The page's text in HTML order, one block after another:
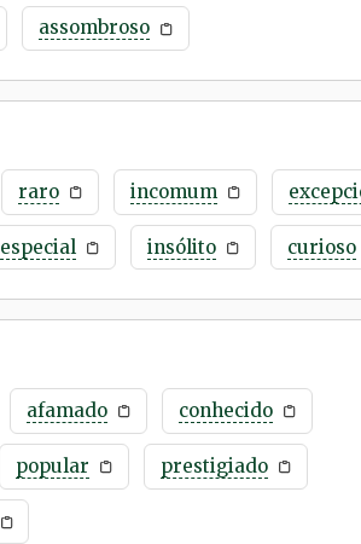
assombroso
raro incomum
especial insólito curioso
afamado conhecido
popular prestigiado